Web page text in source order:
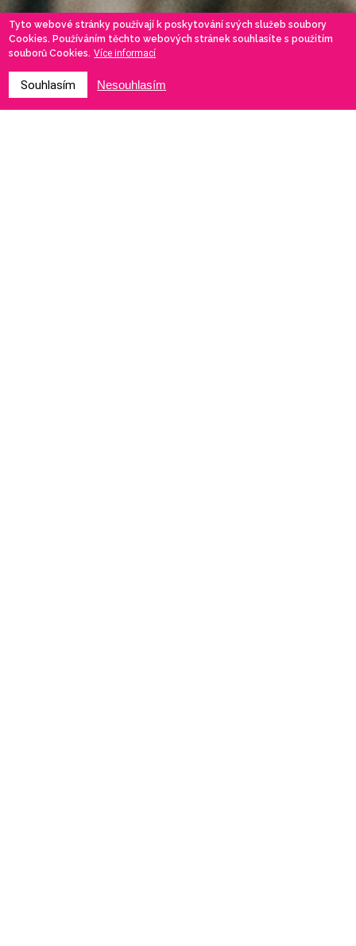
Tyto webové stránky používají k poskytování svých služeb soubory
Cookies. Používáním těchto webových stránek souhlasíte s použitím
souborů Cookies. Více informací
Souhlasím Nesouhlasím